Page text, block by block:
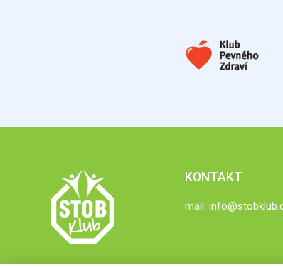
KONTAKT
mail: